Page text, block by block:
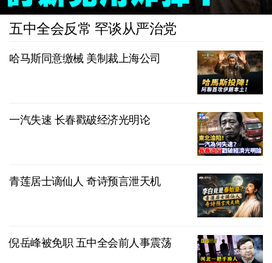
五中全会反常 罕谈从严治党
哈马斯同意缴械 美制裁上海公司
一汽失速 长春戳破经济光明论
青莲居士谪仙人 奇诗预言泄天机
倪岳峰被免职 五中全会前人事震荡